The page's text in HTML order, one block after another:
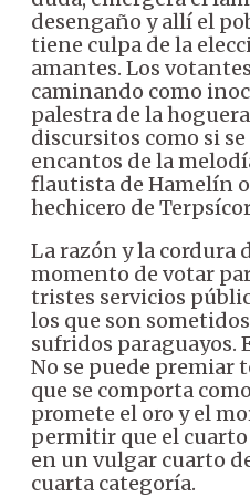
desengaño y allí el
tiene culpa de la
amantes. Los
caminando como
palestra de la
discursitos como si se
encantos de la
flautista de Hamelín
hechicero de
La razón y la cordura
momento de votar
tristes servicios
los que son
sufridos paraguayos.
No se puede
que se comporta
promete el oro y el
permitir que el
en un vulgar cuarto
cuarta categoría.